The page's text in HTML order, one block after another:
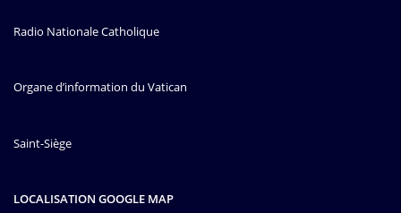
Radio Nationale Catholique
Organe d’information du Vatican
Saint-Siège
LOCALISATION GOOGLE MAP